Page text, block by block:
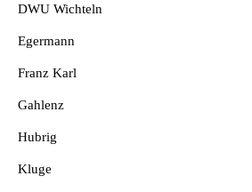
DWU Wichteln
Egermann
Franz Karl
Gahlenz
Hubrig
Kluge